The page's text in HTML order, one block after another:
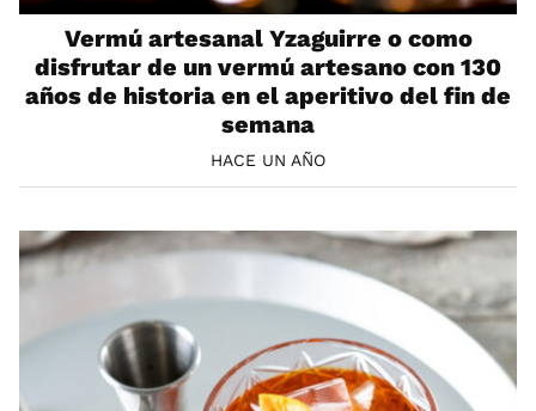
Vermú artesanal Yzaguirre o como
disfrutar de un vermú artesano con 130
años de historia en el aperitivo del fin de
semana
HACE UN AÑO